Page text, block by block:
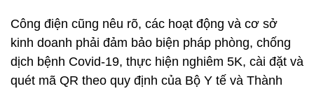
Công điện cũng nêu rõ, các hoạt động và cơ sở
kinh doanh phải đảm bảo biện pháp phòng, chống
dịch bệnh Covid-19, thực hiện nghiêm 5K, cài đặt và
quét mã QR theo quy định của Bộ Y tế và Thành